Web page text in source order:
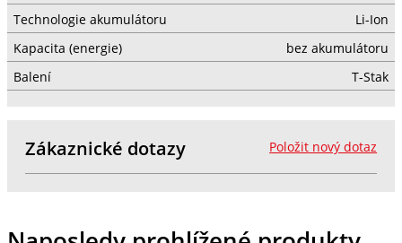
Technologie akumulátoru
Li-Ion
Kapacita (energie)
bez akumulátoru
Balení
T-Stak
Položit nový dotaz
Zákaznické dotazy